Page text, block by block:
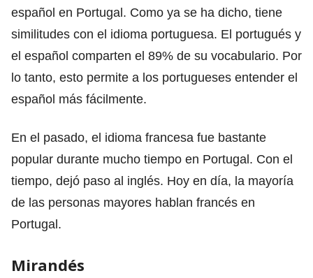
español en Portugal. Como ya se ha dicho, tiene
similitudes con el idioma portuguesa. El portugués y
el español comparten el 89% de su vocabulario. Por
lo tanto, esto permite a los portugueses entender el
español más fácilmente.
En el pasado, el idioma francesa fue bastante
popular durante mucho tiempo en Portugal. Con el
tiempo, dejó paso al inglés. Hoy en día, la mayoría
de las personas mayores hablan francés en
Portugal.
Mirandés